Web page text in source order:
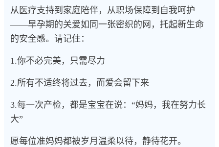
从医疗支持到家庭陪伴，从职场保障到自我呵护
——早孕期的关爱如同一张密织的网，托起新生命
的安全感。请记住：
1.你不必完美，只需尽力
2.所有不适终将过去，而爱会留下来
3.每一次产检，都是宝宝在说：“妈妈，我在努力长
大”
愿每位准妈妈都被岁月温柔以待，静待花开。